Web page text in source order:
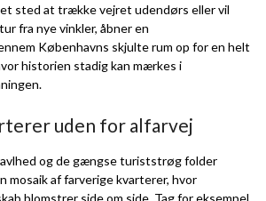
sted at trække vejret udendørs eller vil
fra nye vinkler, åbner en
Københavns skjulte rum op for en helt
historien stadig kan mærkes i
uden for alfarvej
og de gængse turiststrøg folder
mosaik af farverige kvarterer, hvor
blomstrer side om side. Tag for eksempel